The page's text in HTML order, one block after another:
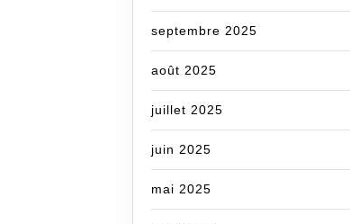
septembre 2025
août 2025
juillet 2025
juin 2025
mai 2025